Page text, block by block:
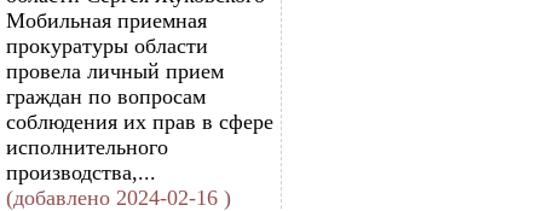
Мобильная приемная
прокуратуры области
провела личный прием
граждан по вопросам
соблюдения их прав в сфере
исполнительного
производства,...
(добавлено 2024-02-16 )